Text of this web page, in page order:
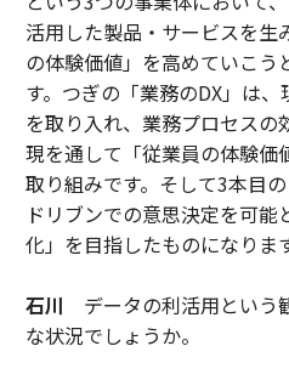
活用した製品・サービスを生
の体験価値」を高めていこう
す。つぎの「業務のDX」は
を取り入れ、業務プロセスの
現を通して「従業員の体験価
取り組みです。そして3本目
ドリブンでの意思決定を可
化」を目指したものになります
石川 データの利活用という
な状況でしょうか。